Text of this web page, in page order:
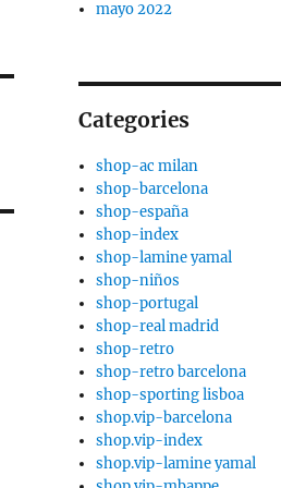
mayo 2022
Categories
shop-ac milan
shop-barcelona
shop-españa
shop-index
shop-lamine yamal
shop-niños
shop-portugal
shop-real madrid
shop-retro
shop-retro barcelona
shop-sporting lisboa
shop.vip-barcelona
shop.vip-index
shop.vip-lamine yamal